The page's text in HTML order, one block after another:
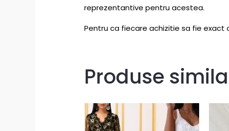
reprezentantive pentru acestea.
Pentru ca fiecare achizitie sa fie exact
Produse